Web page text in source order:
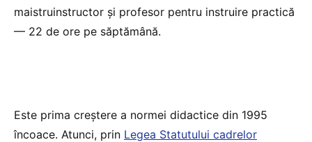
maistruinstructor și profesor pentru instruire practică
— 22 de ore pe săptămână.
Este prima creștere a normei didactice din 1995
încoace. Atunci, prin Legea Statutului cadrelor